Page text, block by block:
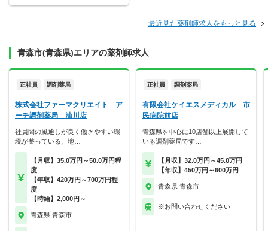
最近見た薬剤師求人をもっと見る
青森市(青森県)エリアの薬剤師求人
正社員 調剤薬局
株式会社ファーマクリエイト ア
ーチ調剤薬局 油川店
社員間の風通しが良く働きやすい環
境が整っている、地…
【月収】35.0万円～50.0万円程
度
【年収】420万円～700万円程
度
【時給】2,000円～
青森県 青森市
正社員 調剤薬局
有限会社ケイエスメディカル 市
民病院前店
青森県を中心に10店舗以上展開して
いる調剤薬局です…
【月収】32.0万円～45.0万円
【年収】450万円～600万円
青森県 青森市
※お問い合わせください